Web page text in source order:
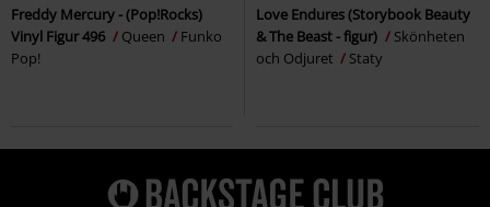
Freddy Mercury - (Pop!Rocks)
Vinyl Figur 496
Queen
Funko
Pop!
Love Endures (Storybook Beauty
& The Beast - figur)
Skönheten
och Odjuret
Staty